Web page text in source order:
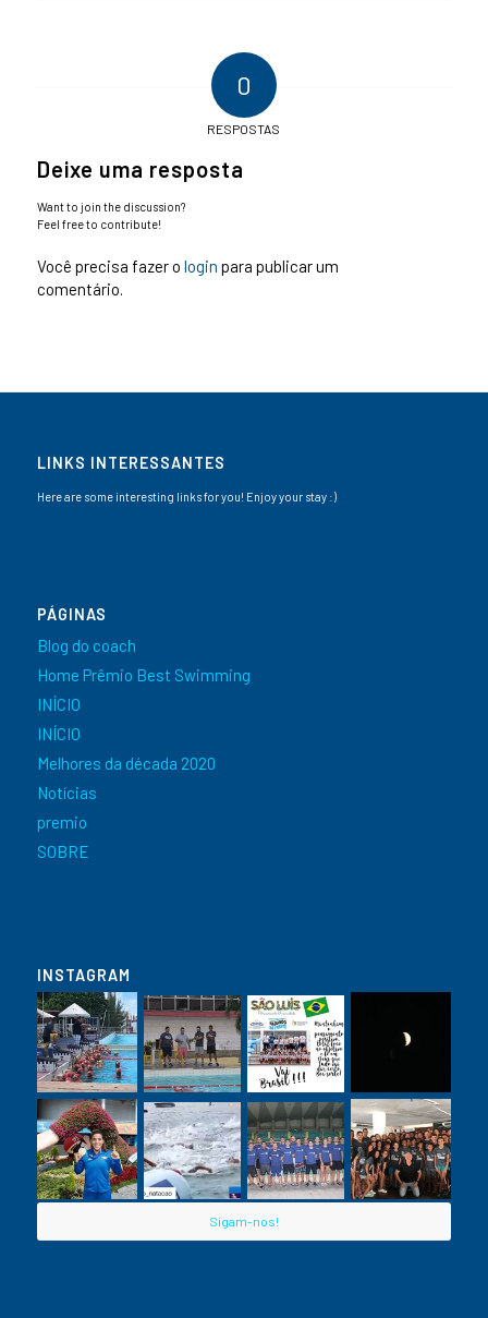
0
RESPOSTAS
Deixe uma resposta
Want to join the discussion?
Feel free to contribute!
Você precisa fazer o login para publicar um
comentário.
LINKS INTERESSANTES
Here are some interesting links for you! Enjoy your stay :)
PÁGINAS
Blog do coach
Home Prêmio Best Swimming
INÍCIO
INÍCIO
Melhores da década 2020
Notícias
premio
SOBRE
INSTAGRAM
Sigam-nos!